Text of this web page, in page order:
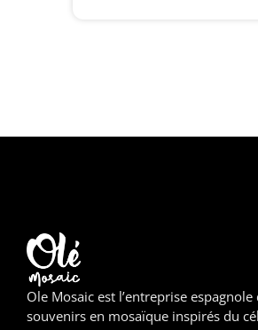
Ole Mosaic est l’entreprise
souvenirs en mosaïque inspirés du